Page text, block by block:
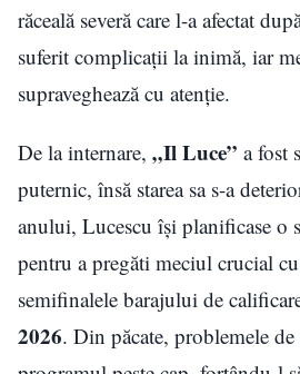
răceală severă care l-a afectat
suferit complicații la inimă, iar
supraveghează cu atenție.
De la internare, „Il Luce” a fost
puternic, însă starea sa s-a
anului, Lucescu își planificase o
pentru a pregăti meciul crucial
semifinalele barajului de
2026. Din păcate, problemele de